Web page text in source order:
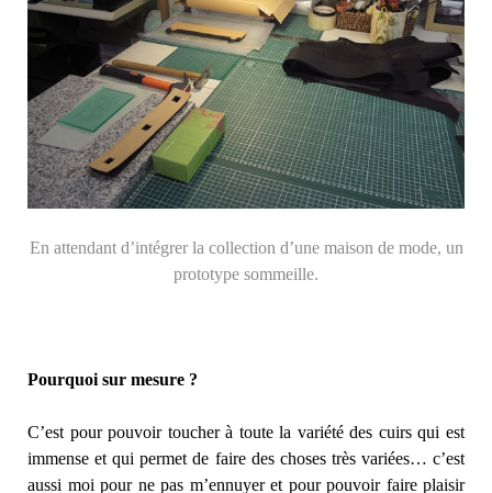
En attendant d’intégrer la collection d’une maison de mode, un
prototype sommeille.
Pourquoi sur mesure ?
C’est pour pouvoir toucher à toute la variété des cuirs qui est
immense et qui permet de faire des choses très variées… c’est
aussi moi pour ne pas m’ennuyer et pour pouvoir faire plaisir